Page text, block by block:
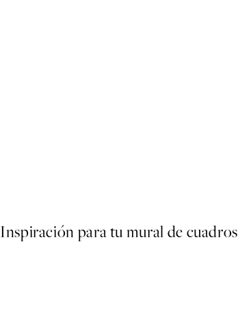
Inspiración para tu mural de cuadros